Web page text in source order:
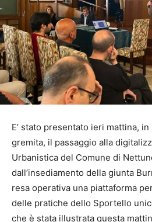
E’ stato presentato ieri mattina,
gremita, il passaggio alla
Urbanistica del Comune di
dall’insediamento della giunta
resa operativa una piattaforma
delle pratiche dello Sportello
che è stata illustrata questa